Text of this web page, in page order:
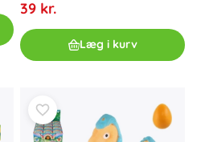
39 kr.
Læg i kurv